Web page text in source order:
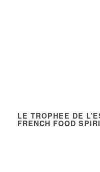
LE TROPHEE DE
FRENCH FOOD